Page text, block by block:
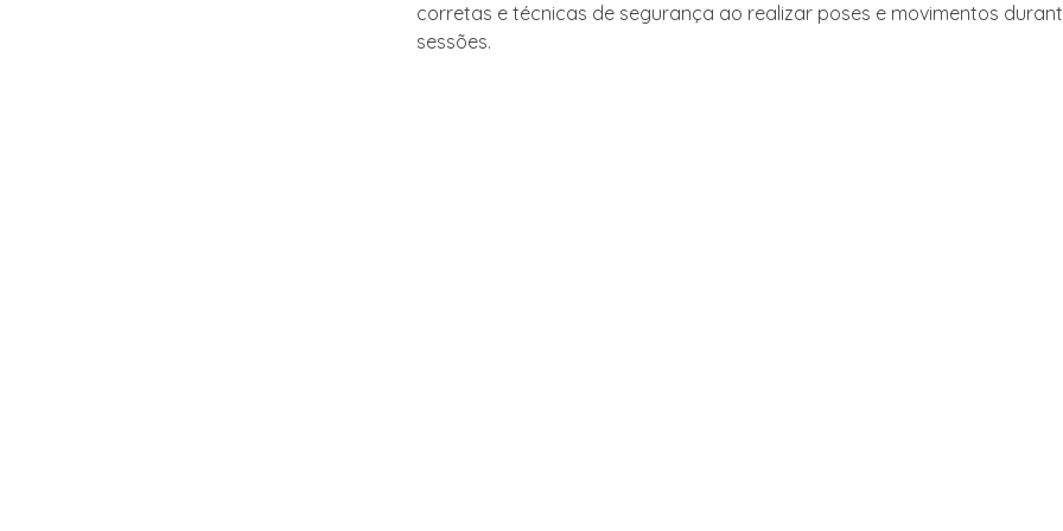
corretas e técnicas de segurança ao realizar poses e movimentos
sessões.